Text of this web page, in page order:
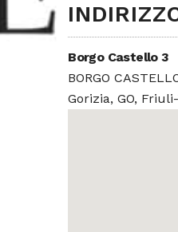
Borgo Castello 3
BORGO
Gorizia, GO,